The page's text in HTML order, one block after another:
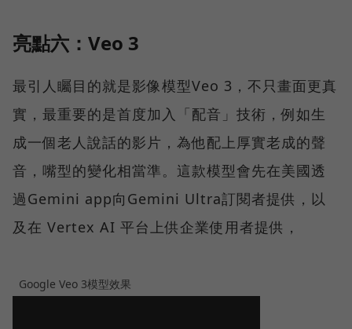
亮點六：Veo 3
最引人矚目的就是影像模型Veo 3，不只畫面更真
實，最重要的是首度加入「配音」技術，例如生
成一個老人說話的影片，為他配上厚實老成的聲
音，嘴型的變化相當準。這款模型會先在美國透
過Gemini app向Gemini Ultra訂閱者提供，以
及在 Vertex AI 平台上供企業使用者提供，
Google Veo 3模型效果